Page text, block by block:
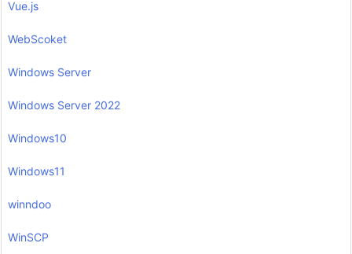
Vue.js
WebScoket
Windows Server
Windows Server 2022
Windows10
Windows11
winndoo
WinSCP